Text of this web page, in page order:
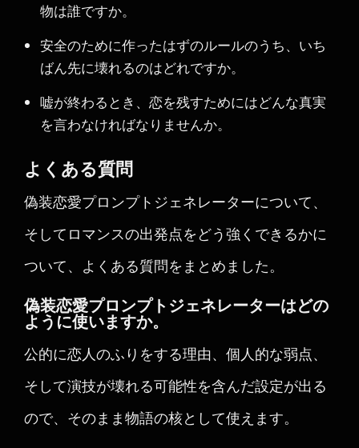
物は誰ですか。
安全のために作ったはずのルールのうち、いち
ばん先に壊れるのはどれですか。
嘘が終わるとき、恋を残すためにはどんな真実
を言わなければなりませんか。
よくある質問
偽装恋愛プロンプトジェネレーターについて、
そしてロマンスの出発点をどう強くできるかに
ついて、よくある質問をまとめました。
偽装恋愛プロンプトジェネレーターはどの
ように使いますか。
公的に恋人のふりをする理由、個人的な弱点、
そして演技が壊れる可能性を含んだ設定が出る
ので、そのまま物語の核として使えます。